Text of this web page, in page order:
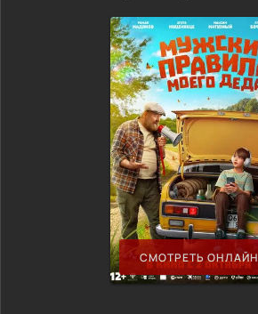
СМОТРЕТЬ ОНЛАЙН